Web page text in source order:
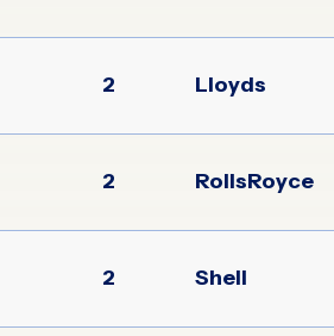
Lloyds
2
RollsRoyce
2
Shell
2